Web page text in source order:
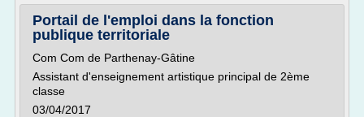
Portail de l'emploi dans la fonction
publique territoriale
Com Com de Parthenay-Gâtine
Assistant d'enseignement artistique principal de 2ème
classe
03/04/2017